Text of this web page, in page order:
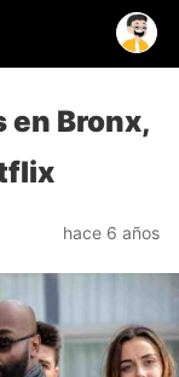
en Bronx,
hace 6 años